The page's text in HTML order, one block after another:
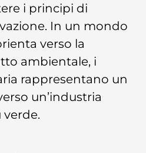
i principi di
In un mondo
verso la
ambientale, i
rappresentano un
un’industria